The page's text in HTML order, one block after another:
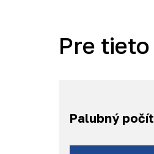
Pre
Palubný